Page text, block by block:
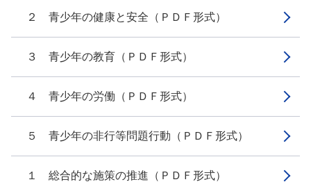
２ 青少年の健康と安全（ＰＤＦ形式）
３ 青少年の教育（ＰＤＦ形式）
４ 青少年の労働（ＰＤＦ形式）
５ 青少年の非行等問題行動（ＰＤＦ形式）
１ 総合的な施策の推進（ＰＤＦ形式）